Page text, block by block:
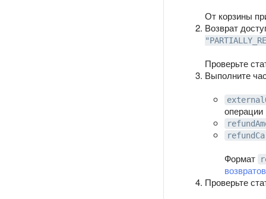
От корзины
Возврат
Проверьте
Выполните
операции
Формат
возвратов
Проверьте